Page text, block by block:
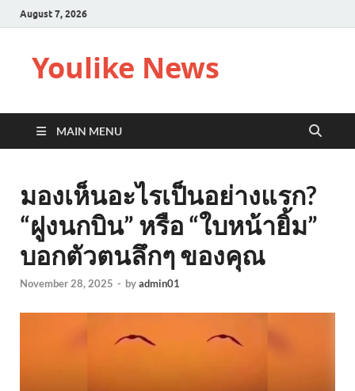
August 7, 2026
Youlike News
MAIN MENU
มองเห็นอะไรเป็นอย่างแรก?
“ฝูงนกบิน” หรือ “ใบหน้ายิ้ม”
บอกตัวตนลึกๆ ของคุณ
November 28, 2025 - byadmin01